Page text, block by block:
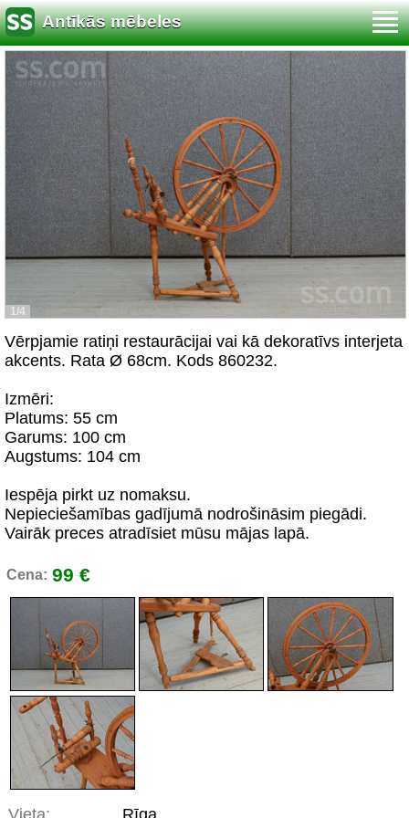
Antīkās mēbeles
1/4
Vērpjamie ratiņi restaurācijai vai kā dekoratīvs interjeta
akcents. Rata Ø 68cm. Kods 860232.
Izmēri:
Platums: 55 cm
Garums: 100 cm
Augstums: 104 cm
Iespēja pirkt uz nomaksu.
Nepieciešamības gadījumā nodrošināsim piegādi.
Vairāk preces atradīsiet mūsu mājas lapā.
Cena: 99 €